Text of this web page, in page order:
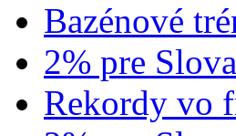
Bazénové
2% pre
Rekordy vo